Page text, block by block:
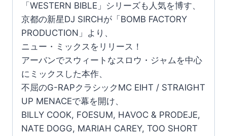
quantity
「WESTERN BIBLE」シリーズも人気を博す、
京都の新星DJ SIRCHが「BOMB FACTORY
PRODUCTION」より、
ニュー・ミックスをリリース！
アーバンでスウィートなスロウ・ジャムを中心
にミックスした本作、
不屈のG-RAPクラシックMC EIHT / STRAIGHT
UP MENACEで幕を開け、
BILLY COOK, FOESUM, HAVOC & PRODEJE,
NATE DOGG, MARIAH CAREY, TOO SHORT